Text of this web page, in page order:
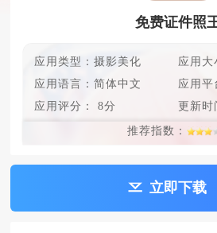
免费证件照
应用类型：摄影美化
应用大
应用语言： 简体中文
应用平
应用评分： 8分 更新时
推荐指数：
立即下载